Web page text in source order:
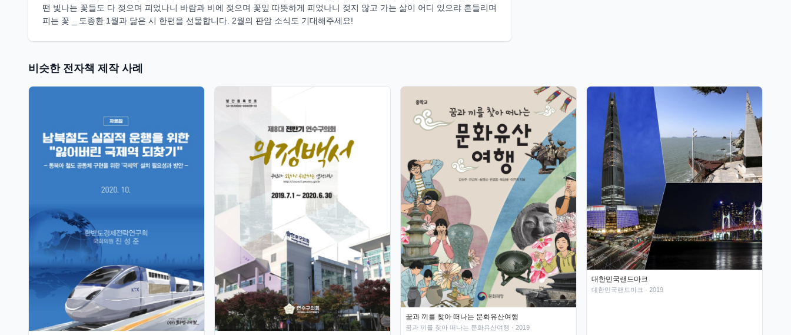
떤 빛나는 꽃들도 다 젖으며 피었나니 바람과 비에 젖으며 꽃잎 따뜻하게 피었나니 젖지 않고 가는 삶이 어디 있으랴 흔들리며
피는 꽃 _ 도종환 1월과 닮은 시 한편을 선물합니다. 2월의 판암 소식도 기대해주세요!
비슷한 전자책 제작 사례
꿈과 끼를 찾아 떠나는 문화유산여행
꿈과 끼를 찾아 떠나는 문화유산여행 · 2019
대한민국랜드마크
대한민국랜드마크 · 2019